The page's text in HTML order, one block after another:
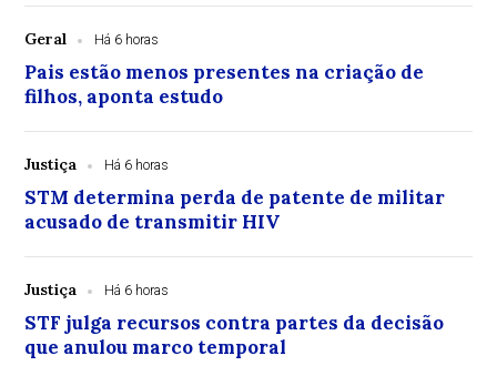
Geral Há 6 horas
Pais estão menos presentes na criação de
filhos, aponta estudo
Justiça Há 6 horas
STM determina perda de patente de militar
acusado de transmitir HIV
Justiça Há 6 horas
STF julga recursos contra partes da decisão
que anulou marco temporal